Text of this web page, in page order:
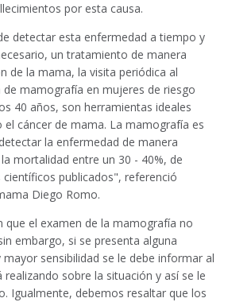
por esta causa.
detectar esta enfermedad a tiempo y
un tratamiento de manera
de la mama, la visita periódica al
mamografía en mujeres de riesgo
40 años, son herramientas ideales
cáncer de mama. La mamografía es
la enfermedad de manera
mortalidad entre un 30 - 40%, de
publicados", referenció
Diego Romo.
que el examen de la mamografía no
embargo, si se presenta alguna
sensibilidad se le debe informar al
sobre la situación y así se le
Igualmente, debemos resaltar que los